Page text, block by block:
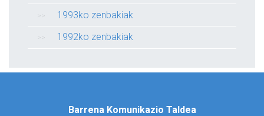
1993ko zenbakiak
1992ko zenbakiak
Barrena Komunikazio Taldea